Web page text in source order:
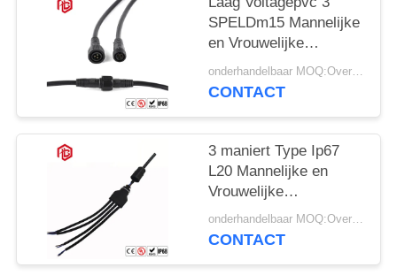
SPELDm15 Mannelijke
en Vrouwelijke
Schakelaars
onderhandelbaar MOQ:Overeen te komen
CONTACT
3 maniert Type Ip67
L20 Mannelijke en
Vrouwelijke
Elektroschakelaars
onderhandelbaar MOQ:Overeen te komen
CONTACT